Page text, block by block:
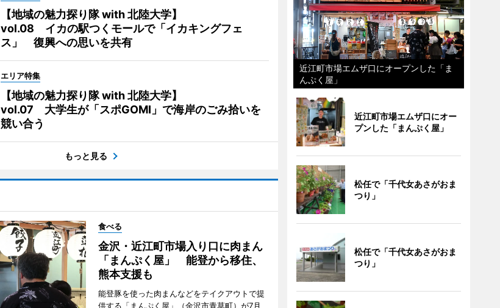
【地域の魅力探り隊 with 北陸大学】
vol.08 イカの駅つくモールで「イカキングフェ
ス」 復興への思いを共有
エリア特集
【地域の魅力探り隊 with 北陸大学】
vol.07 大学生が「スポGOMI」で海岸のごみ拾いを
競い合う
もっと見る
食べる
金沢・近江町市場入り口に肉まん
「まんぷく屋」 能登から移住、
熊本支援も
能登豚を使った肉まんなどをテイクアウトで提
供する「まんぷく屋」（金沢市青草町）が7月
近江町市場エムザ口にオープンした「ま
んぷく屋」
近江町市場エムザ口にオー
プンした「まんぷく屋」
松任で「千代女あさがおま
つり」
松任で「千代女あさがおま
つり」